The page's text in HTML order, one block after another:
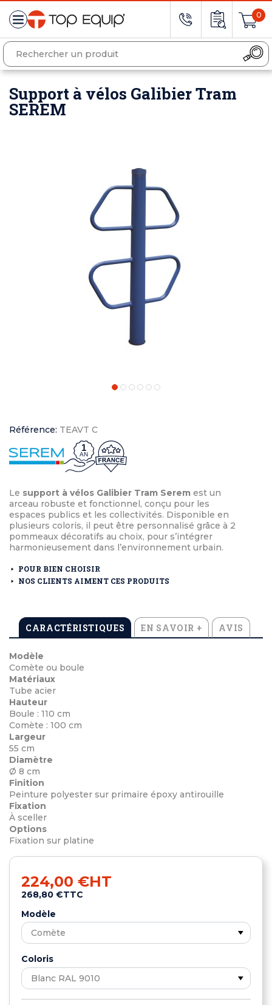
0
Support à vélos Galibier Tram
SEREM
Référence: TEAVT C
1
AN
Le support à vélos Galibier Tram Serem est un
arceau robuste et fonctionnel, conçu pour les
espaces publics et les collectivités. Disponible en
plusieurs coloris, il peut être personnalisé grâce à 2
pommeaux décoratifs au choix, pour s’intégrer
harmonieusement dans l’environnement urbain.
POUR BIEN CHOISIR
NOS CLIENTS AIMENT CES PRODUITS
CARACTÉRISTIQUES EN SAVOIR + AVIS
Modèle
Comète ou boule
Matériaux
Tube acier
Hauteur
Boule : 110 cm
Comète : 100 cm
Largeur
55 cm
Diamètre
Ø 8 cm
Finition
Peinture polyester sur primaire époxy antirouille
Fixation
À sceller
Options
Fixation sur platine
224,00 €HT
268,80 €TTC
Modèle
Coloris